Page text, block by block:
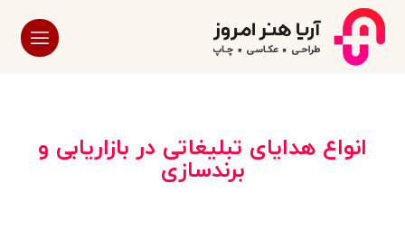
انواع هدایای تبلیغاتی در بازاریابی و
برندسازی